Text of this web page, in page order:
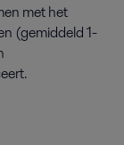
met het
(gemiddeld 1-